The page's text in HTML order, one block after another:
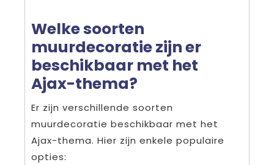
Welke soorten
muurdecoratie zijn er
beschikbaar met het
Ajax-thema?
Er zijn verschillende soorten
muurdecoratie beschikbaar met het
Ajax-thema. Hier zijn enkele populaire
opties: